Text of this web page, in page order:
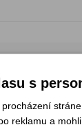
nic neunikne
s
reklamu a